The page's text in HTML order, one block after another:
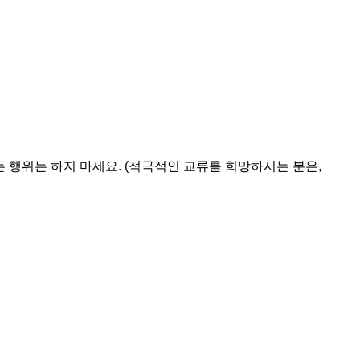
행위는 하지 마세요. (적극적인 교류를 희망하시는 분은,